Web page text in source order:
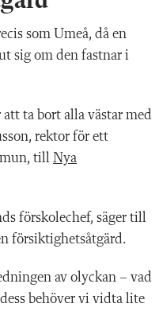
som Umeå, då en
sig om den fastnar i
ta bort alla västar med
rektor för ett
till Nya
förskolechef, säger till
försiktighetsåtgärd.
av olyckan – vad
behöver vi vidta lite